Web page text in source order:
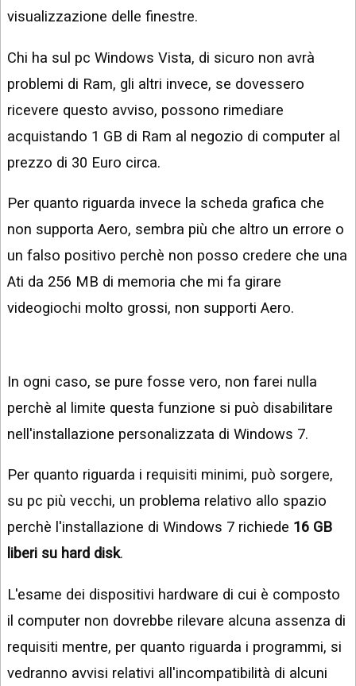
visualizzazione delle finestre.
Chi ha sul pc Windows Vista, di sicuro non avrà
problemi di Ram, gli altri invece, se dovessero
ricevere questo avviso, possono rimediare
acquistando 1 GB di Ram al negozio di computer al
prezzo di 30 Euro circa.
Per quanto riguarda invece la scheda grafica che
non supporta Aero, sembra più che altro un errore o
un falso positivo perchè non posso credere che una
Ati da 256 MB di memoria che mi fa girare
videogiochi molto grossi, non supporti Aero.
In ogni caso, se pure fosse vero, non farei nulla
perchè al limite questa funzione si può disabilitare
nell'installazione personalizzata di Windows 7.
Per quanto riguarda i requisiti minimi, può sorgere,
su pc più vecchi, un problema relativo allo spazio
perchè l'installazione di Windows 7 richiede 16 GB
liberi su hard disk.
L'esame dei dispositivi hardware di cui è composto
il computer non dovrebbe rilevare alcuna assenza di
requisiti mentre, per quanto riguarda i programmi, si
vedranno avvisi relativi all'incompatibilità di alcuni